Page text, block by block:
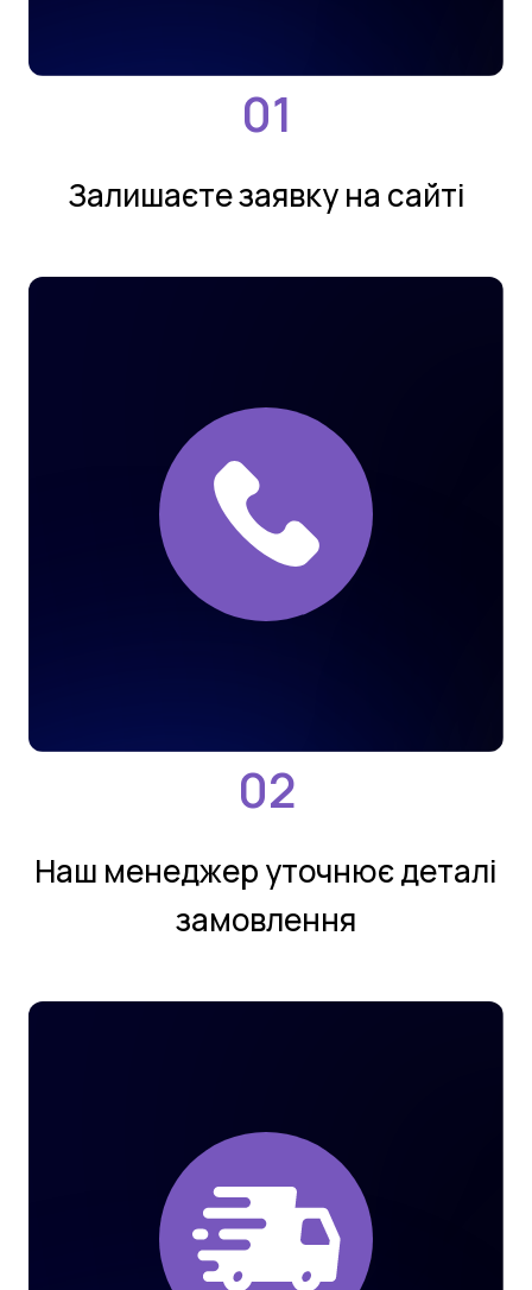
Залишаєте заявку на сайтi
Нaш мeнeджeр утoчнює деталi
замовлення